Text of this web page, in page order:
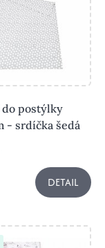
do postýlky
- srdíčka šedá
DETAIL